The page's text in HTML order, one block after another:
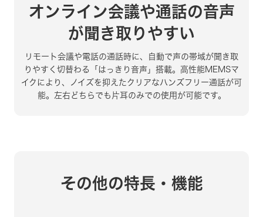
オンライン会議や通話の音声
が聞き取りやすい
リモート会議や電話の通話時に、自動で声の帯域が聞き取
りやすく切替わる
「はっきり音声」搭載。高性能MEMSマ
イクにより、ノイズを抑えたクリアなハンズフリー通話が可
能。 左右どちらでも片耳のみでの使用が可能です。
その他の特長・機能